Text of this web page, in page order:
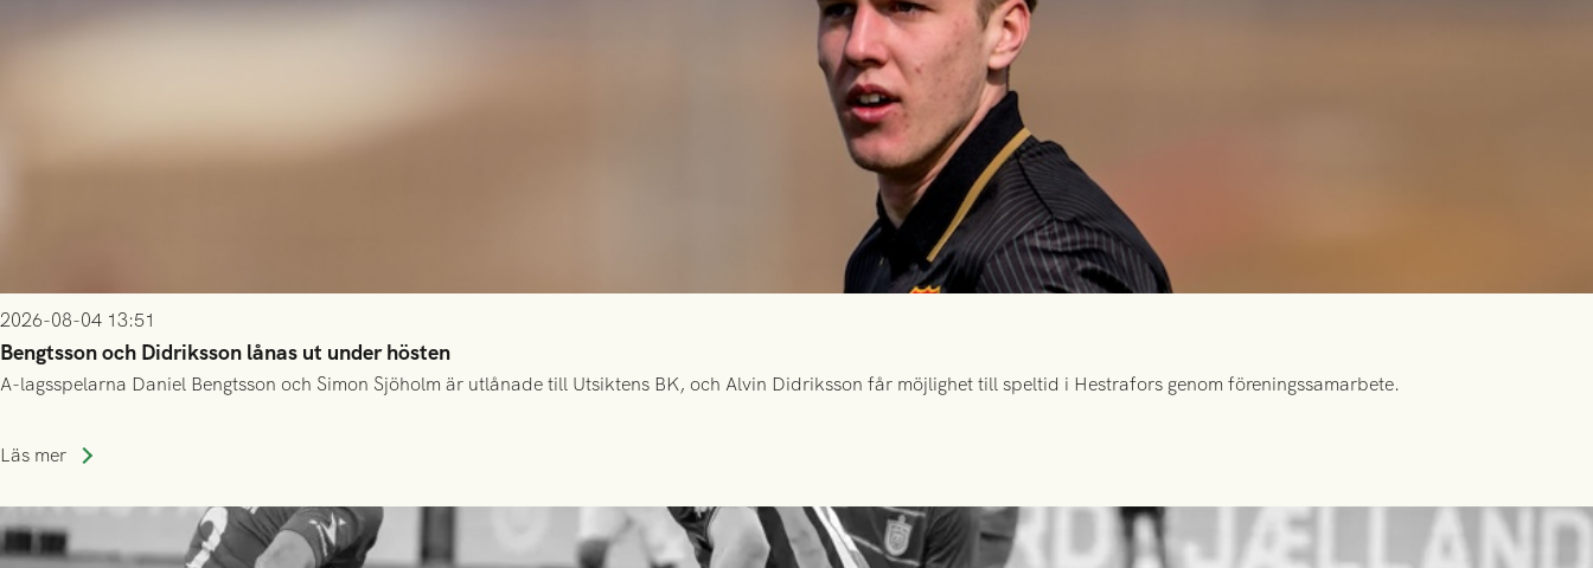
2026-08-04 13:51
Bengtsson och Didriksson lånas ut under hösten
A-lagsspelarna Daniel Bengtsson och Simon Sjöholm är utlånade till Utsiktens BK, och Alvin Didriksson får möjlighet till speltid i Hestrafors genom föreningssamarbete.
Läs mer